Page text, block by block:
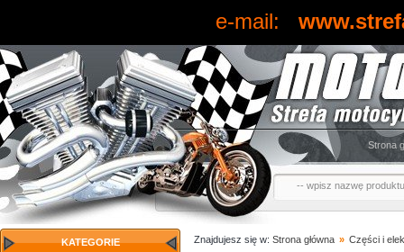
e-mail:
Strona
KATEGORIE Znajdujesz się w: Strona główna » Części i